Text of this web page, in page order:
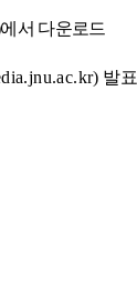
에서 다운로드
) 발표